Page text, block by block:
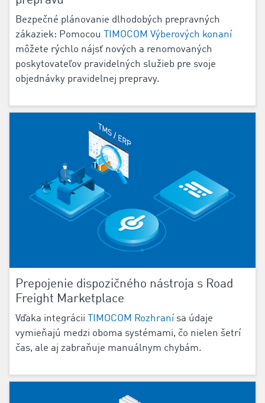
‌Bezpečné plánovanie dlhodobých prepravných
zákaziek: Pomocou TIMOCOM Výberových konaní
môžete rýchlo nájsť nových a renomovaných
poskytovateľov pravidelných služieb pre svoje
objednávky pravidelnej prepravy.
Prepojenie dispozičného nástroja s Road
Freight Marketplace
Vďaka integrácii TIMOCOM Rozhraní sa údaje
vymieňajú medzi oboma systémami, čo nielen šetrí
čas, ale aj zabraňuje manuálnym chybám.